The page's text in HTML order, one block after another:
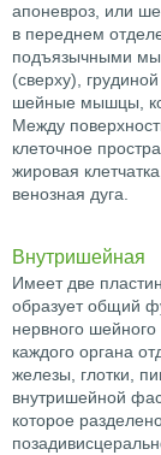
апоневроз, или
в переднем
подъязычными
(сверху),
шейные мышцы,
Между
клеточное
жировая
венозная дуга.
Внутришейная
Имеет две
образует общий
нервного
каждого органа
железы, глотки,
внутришейной
которое